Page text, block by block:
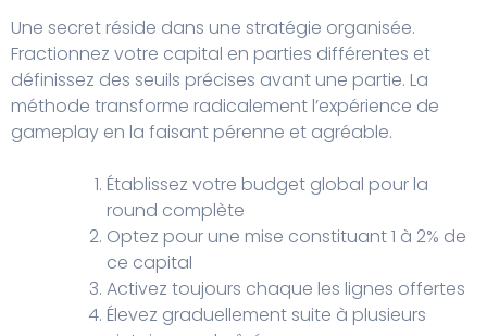
Une secret réside dans une stratégie organisée.
Fractionnez votre capital en parties différentes et
définissez des seuils précises avant une partie. La
méthode transforme radicalement l’expérience de
gameplay en la faisant pérenne et agréable.
Établissez votre budget global pour la
round complète
Optez pour une mise constituant 1 à 2% de
ce capital
Activez toujours chaque les lignes offertes
Élevez graduellement suite à plusieurs